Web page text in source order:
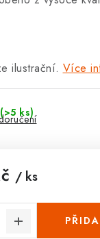
ilustrační. Více
(>5 ks)
/ ks